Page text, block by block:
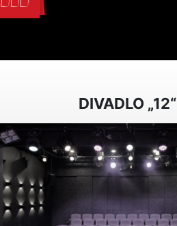
DIVADLO „12“